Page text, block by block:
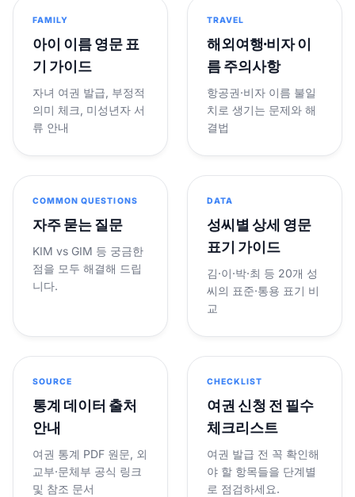
FAMILY
아이 이름 영문 표
기 가이드
자녀 여권 발급, 부정적
의미 체크, 미성년자 서
류 안내
TRAVEL
해외여행·비자 이
름 주의사항
항공권·비자 이름 불일
치로 생기는 문제와 해
결법
COMMON QUESTIONS
자주 묻는 질문
KIM vs GIM 등 궁금한
점을 모두 해결해 드립
니다.
DATA
성씨별 상세 영문
표기 가이드
김·이·박·최 등 20개 성
씨의 표준·통용 표기 비
교
SOURCE
통계 데이터 출처
안내
여권 통계 PDF 원문, 외
교부·문체부 공식 링크
및 참조 문서
CHECKLIST
여권 신청 전 필수
체크리스트
여권 발급 전 꼭 확인해
야 할 항목들을 단계별
로 점검하세요.